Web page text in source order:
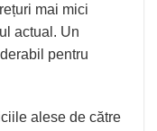
mai mici
actual. Un
pentru
alese de către